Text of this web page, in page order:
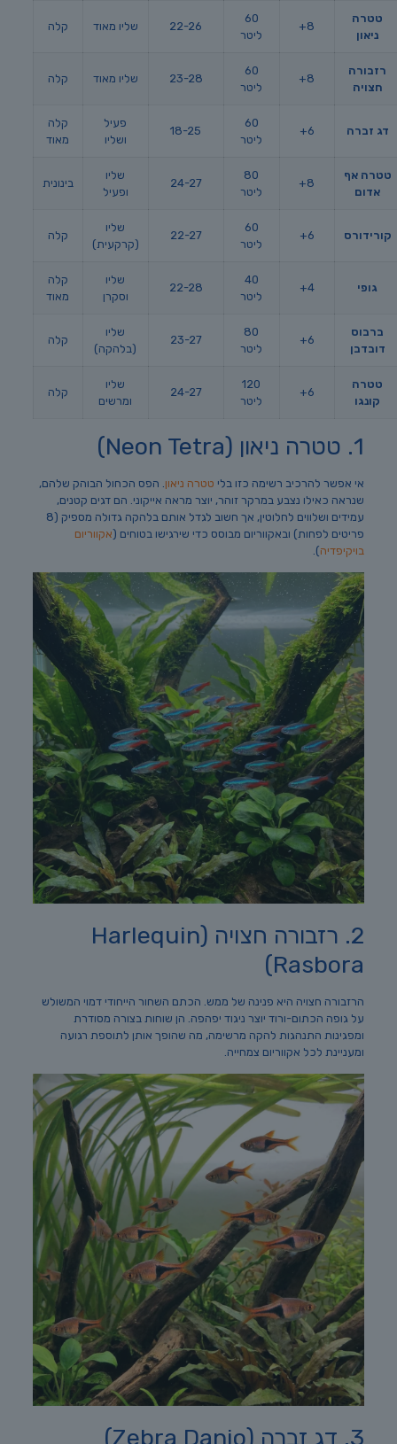
טטרה
ניאון
8+
60
ליטר
22-26 שליו מאוד קלה
רזבורה
חצויה
8+
60
ליטר
23-28 שליו מאוד קלה
דג זברה 6+
60
ליטר
18-25
פעיל
ושליו
קלה
מאוד
טטרה אף
אדום
8+
80
ליטר
24-27
שליו
ופעיל
בינונית
קורידורס 6+
60
ליטר
22-27
שליו
(קרקעית)
קלה
גופי 4+
40
ליטר
22-28
שליו
וסקרן
קלה
מאוד
ברבוס
דובדבן
6+
80
ליטר
23-27
שליו
(בלהקה)
קלה
טטרה
קונגו
6+
120
ליטר
24-27
שליו
ומרשים
קלה
1. טטרה ניאון (Neon Tetra)
אי אפשר להרכיב רשימה כזו בלי טטרה ניאון. הפס הכחול הבוהק שלהם,
שנראה כאילו נצבע במרקר זוהר, יוצר מראה אייקוני. הם דגים קטנים,
עמידים ושלווים לחלוטין, אך חשוב לגדל אותם בלהקה גדולה מספיק (8
פריטים לפחות) ובאקווריום מבוסס כדי שירגישו בטוחים (אקווריום
בויקיפדיה).
2. רזבורה חצויה (Harlequin
Rasbora)
הרזבורה חצויה היא פנינה של ממש. הכתם השחור הייחודי דמוי המשולש
על גופה הכתום-ורוד יוצר ניגוד יפהפה. הן שוחות בצורה מסודרת
ומפגינות התנהגות להקה מרשימה, מה שהופך אותן לתוספת רגועה
ומעניינת לכל אקווריום צמחייה.
3. דג זברה (Zebra Danio)